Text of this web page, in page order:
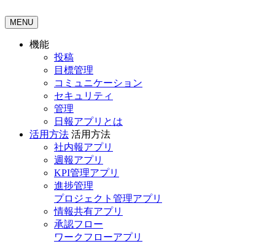
MENU
機能
投稿
目標管理
コミュニケーション
セキュリティ
管理
日報アプリとは
活用方法 活用方法
社内報アプリ
週報アプリ
KPI管理アプリ
進捗管理
プロジェクト管理アプリ
情報共有アプリ
承認フロー
ワークフローアプリ